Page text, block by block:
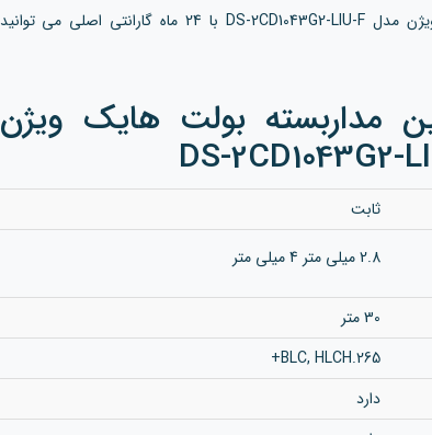
برای خرید و استعلام قیمت دوربین هایک ویژن مدل DS-2CD1043G2-LIU-F با 24 ماه گارانتی اصلی می توانید
مداربسته بولت هایک ویژن
ثابت
2.8 میلی متر 4 میلی متر
30 متر
BLC, HLCH.265+
دارد